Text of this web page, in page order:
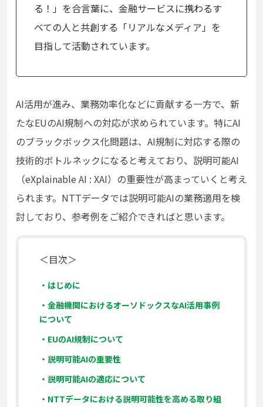
る！」を合言葉に、金融サービスに携わるす
べての人と共創する「リアルなメディア」を
目指して活動されています。
AI活用が進み、業務効率化などに貢献する一方で、新
たなEUのAI規制への対応が求められています。特にAI
のブラックボックス化問題は、AI規制に対応する際の
技術的ボトルネックになると考えており、説明可能AI
（eXplainable AI : XAI）の重要性が高まっていくと考え
られます。NTTデータでは説明可能AIの業務適用を検
討しており、参考例をご紹介できればと思います。
＜目次＞
・はじめに
・金融機関におけるオーソドックスなAI活用事例
について
・EUのAI規制について
・説明可能AIの重要性
・説明可能AIの適応について
・NTTデータにおける説明可能性を高める取り組